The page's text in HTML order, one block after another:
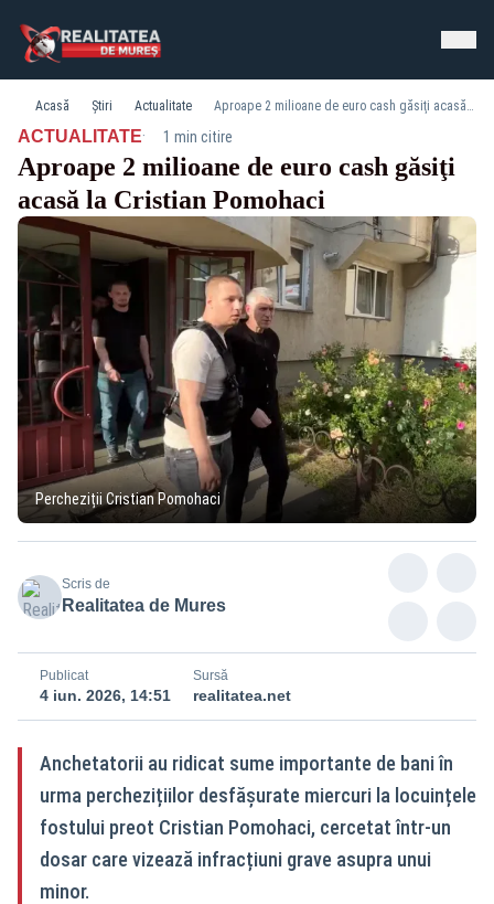
Acasă Știri Actualitate Aproape 2 milioane de euro cash găsiţi acasă la Cristian Pomohaci
ACTUALITATE· 1 min citire
Aproape 2 milioane de euro cash găsiţi
acasă la Cristian Pomohaci
Percheziții Cristian Pomohaci
Scris de
Realitatea de Mures
Publicat
4 iun. 2026, 14:51
Sursă
realitatea.net
Anchetatorii au ridicat sume importante de bani în
urma perchezițiilor desfășurate miercuri la locuințele
fostului preot Cristian Pomohaci, cercetat într-un
dosar care vizează infracțiuni grave asupra unui
minor.